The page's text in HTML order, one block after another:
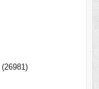
(26981)